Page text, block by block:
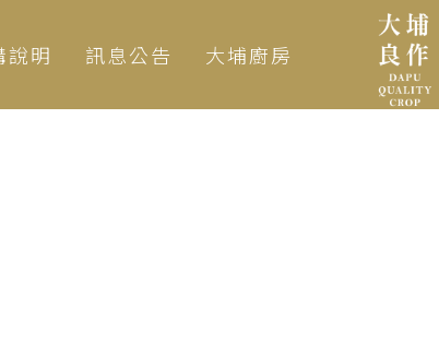
說明 訊息公告 大埔廚房